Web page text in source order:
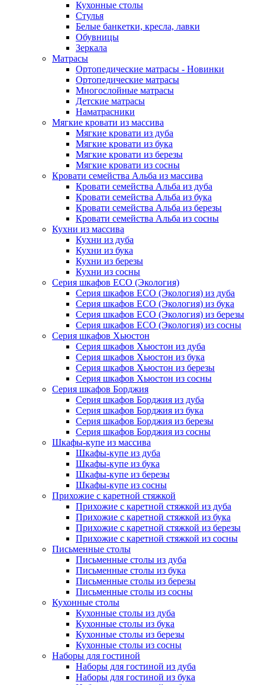
Кухонные столы
Стулья
Белые банкетки, кресла, лавки
Обувницы
Зеркала
Матрасы
Ортопедические матрасы - Новинки
Ортопедические матрасы
Многослойные матрасы
Детские матрасы
Наматрасники
Мягкие кровати из массива
Мягкие кровати из дуба
Мягкие кровати из бука
Мягкие кровати из березы
Мягкие кровати из сосны
Кровати семейства Альба из массива
Кровати семейства Альба из дуба
Кровати семейства Альба из бука
Кровати семейства Альба из березы
Кровати семейства Альба из сосны
Кухни из массива
Кухни из дуба
Кухни из бука
Кухни из березы
Кухни из сосны
Серия шкафов ECO (Экология)
Серия шкафов ECO (Экология) из дуба
Серия шкафов ECO (Экология) из бука
Серия шкафов ECO (Экология) из березы
Серия шкафов ECO (Экология) из сосны
Серия шкафов Хьюстон
Серия шкафов Хьюстон из дуба
Серия шкафов Хьюстон из бука
Серия шкафов Хьюстон из березы
Серия шкафов Хьюстон из сосны
Серия шкафов Борджия
Серия шкафов Борджия из дуба
Серия шкафов Борджия из бука
Серия шкафов Борджия из березы
Серия шкафов Борджия из сосны
Шкафы-купе из массива
Шкафы-купе из дуба
Шкафы-купе из бука
Шкафы-купе из березы
Шкафы-купе из сосны
Прихожие с каретной стяжкой
Прихожие с каретной стяжкой из дуба
Прихожие с каретной стяжкой из бука
Прихожие с каретной стяжкой из березы
Прихожие с каретной стяжкой из сосны
Письменные столы
Письменные столы из дуба
Письменные столы из бука
Письменные столы из березы
Письменные столы из сосны
Кухонные столы
Кухонные столы из дуба
Кухонные столы из бука
Кухонные столы из березы
Кухонные столы из сосны
Наборы для гостиной
Наборы для гостиной из дуба
Наборы для гостиной из бука